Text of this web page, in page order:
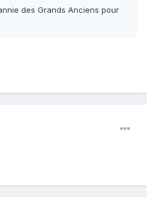
des Grands Anciens pour